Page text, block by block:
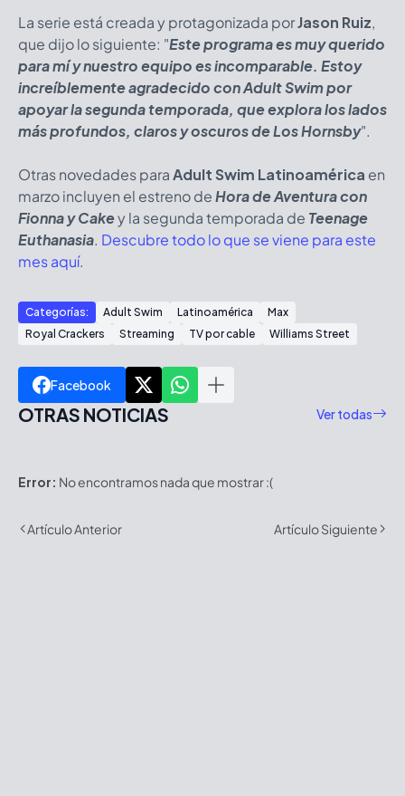
La serie está creada y protagonizada porJason Ruiz,
que dijo lo siguiente: "Este programa es muy querido
para mí y nuestro equipo es incomparable. Estoy
increíblemente agradecido con Adult Swim por
apoyar la segunda temporada, que explora los lados
más profundos, claros y oscuros de Los Hornsby".
Otras novedades paraAdult Swim Latinoamérica en
marzo incluyen el estreno deHora de Aventura con
Fionna y Cakey la segunda temporada de Teenage
Euthanasia. Descubre todo lo que se viene para este
mes aquí.
Categorías: Adult Swim Latinoamérica
Max
Royal Crackers
Streaming TV por cable Williams Street
Facebook
OTRAS NOTICIAS Ver todas
Error: No encontramos nada que mostrar :(
Artículo Anterior Artículo Siguiente